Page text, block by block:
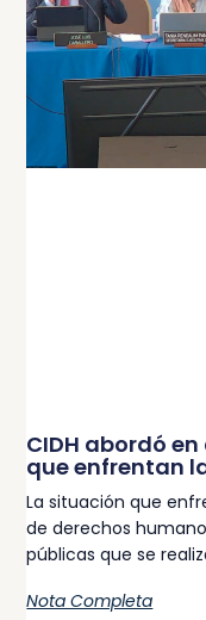
CIDH abordó
que enfrentan
La situación que
de derechos
públicas que se
Nota Completa